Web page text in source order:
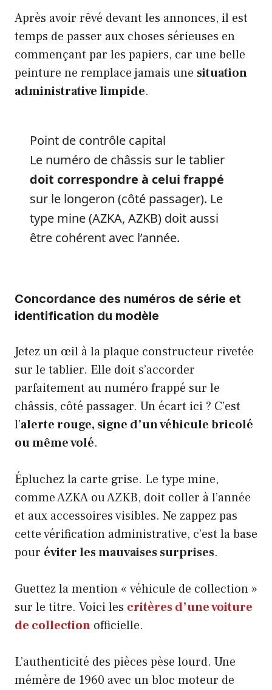
Après avoir rêvé devant les annonces, il est
temps de passer aux choses sérieuses en
commençant par les papiers, car une belle
peinture ne remplace jamais une situation
administrative limpide.
Point de contrôle capital
Le numéro de châssis sur le tablier
doit correspondre à celui frappé
sur le longeron (côté passager). Le
type mine (AZKA, AZKB) doit aussi
être cohérent avec l’année.
Concordance des numéros de série et
identification du modèle
Jetez un œil à la plaque constructeur rivetée
sur le tablier. Elle doit s’accorder
parfaitement au numéro frappé sur le
châssis, côté passager. Un écart ici ? C’est
l’alerte rouge, signe d’un véhicule bricolé
ou même volé.
Épluchez la carte grise. Le type mine,
comme AZKA ou AZKB, doit coller à l’année
et aux accessoires visibles. Ne zappez pas
cette vérification administrative, c’est la base
pour éviter les mauvaises surprises.
Guettez la mention « véhicule de collection »
sur le titre. Voici les critères d’une voiture
de collection officielle.
L’authenticité des pièces pèse lourd. Une
mémère de 1960 avec un bloc moteur de